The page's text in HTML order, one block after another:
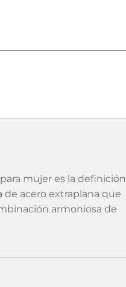
mujer es la definición
de acero extraplana que
armoniosa de